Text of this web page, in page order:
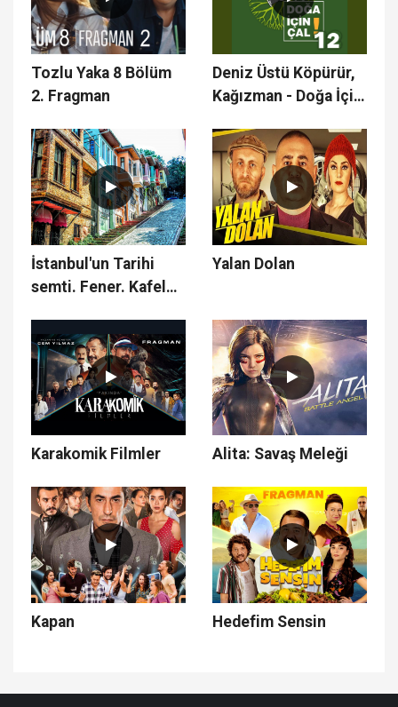
Tozlu Yaka 8 Bölüm
2. Fragman
Deniz Üstü Köpürür,
Kağızman - Doğa İçin
İstanbul'un Tarihi
semti. Fener. Kafeler
evleri
Yalan Dolan
Karakomik Filmler Alita: Savaş Meleği
Kapan Hedefim Sensin